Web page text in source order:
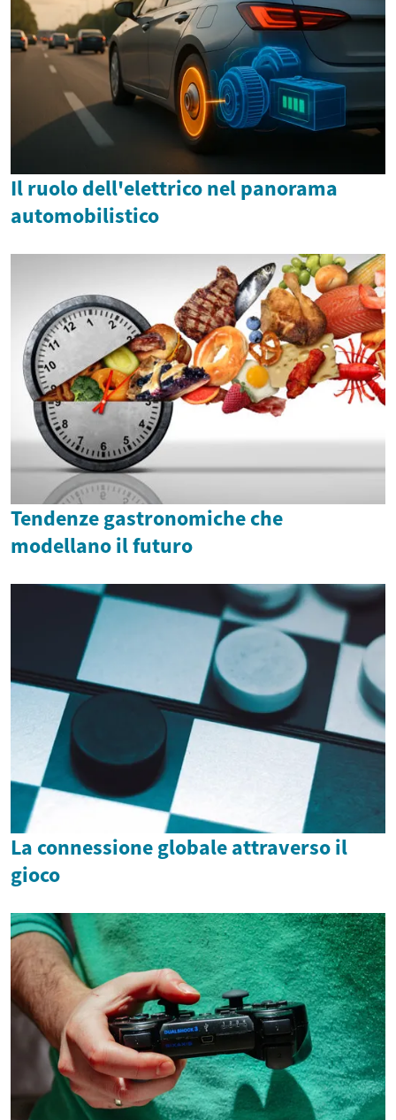
Il ruolo dell'elettrico nel panorama
automobilistico
Tendenze gastronomiche che
modellano il futuro
La connessione globale attraverso il
gioco